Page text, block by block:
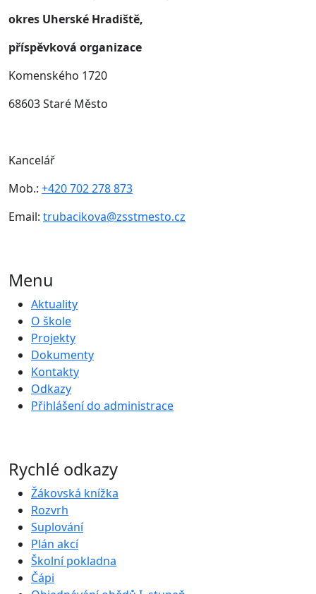
okres Uherské Hradiště,
příspěvková organizace
Komenského 1720
68603 Staré Město
Kancelář
Mob.: +420 702 278 873
Email: trubacikova@zsstmesto.cz
Menu
Aktuality
O škole
Projekty
Dokumenty
Kontakty
Odkazy
Přihlášení do administrace
Rychlé odkazy
Žákovská knížka
Rozvrh
Suplování
Plán akcí
Školní pokladna
Čápi